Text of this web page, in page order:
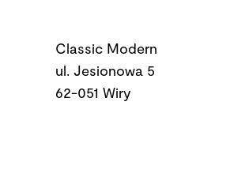
Classic Modern
ul. Jesionowa 5
62-051 Wiry